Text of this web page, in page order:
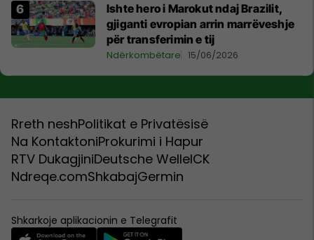
Ishte hero i Marokut ndaj Brazilit,
gjiganti evropian arrin marrëveshje
për transferimin e tij
Ndërkombëtare 15/06/2026
Rreth neshPolitikat e Privatësisë
Na KontaktoniProkurimi i Hapur
RTV DukagjiniDeutsche WelleICK
Ndreqe.comShkabajGermin
Shkarkoje aplikacionin e Telegrafit